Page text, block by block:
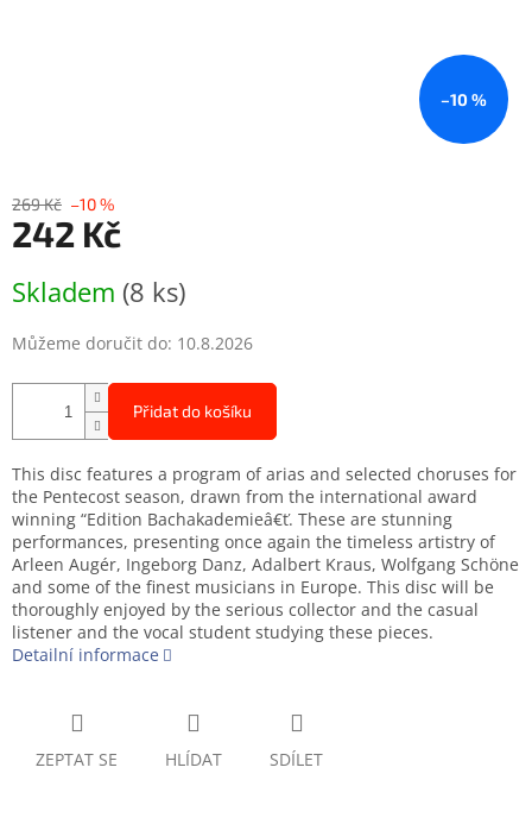
–10 %
269 Kč –10 %
242 Kč
cena:
Skladem (8 ks)
Můžeme doručit do: 10.8.2026
Přidat do košíku
This disc features a program of arias and selected choruses for
the Pentecost season, drawn from the international award
winning “Edition Bachakademieâ€ť. These are stunning
performances, presenting once again the timeless artistry of
Arleen Augér, Ingeborg Danz, Adalbert Kraus, Wolfgang Schöne
and some of the finest musicians in Europe. This disc will be
thoroughly enjoyed by the serious collector and the casual
listener and the vocal student studying these pieces.
Detailní informace
ZEPTAT SE HLÍDAT SDÍLET